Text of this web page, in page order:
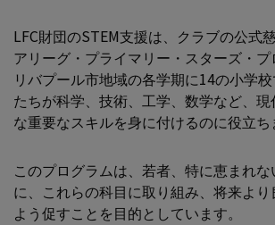
LFC財団のSTEM支援は、クラブの公式
アリーグ・プライマリー・スターズ・
リバプール市地域の各学期に14の小学
たちが科学、技術、工学、数学など、
な重要なスキルを身に付けるのに役立ち
このプログラムは、若者、特に恵まれ
に、これらの科目に取り組み、将来よ
よう促すことを目的としています。